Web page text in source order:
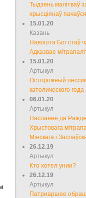
Тыдзень малітваў
хрысціянаў
15.01.20
Казань
Навошта Бог стаў
Адказвае
15.01.20
Артыкул
Осторожный
католического года
06.01.20
Артыкул
Пасланне да
Хрыстовага
Мінскага і
26.12.19
Артыкул
Кто хотел унии?
26.12.19
Артыкул
Патриаршее